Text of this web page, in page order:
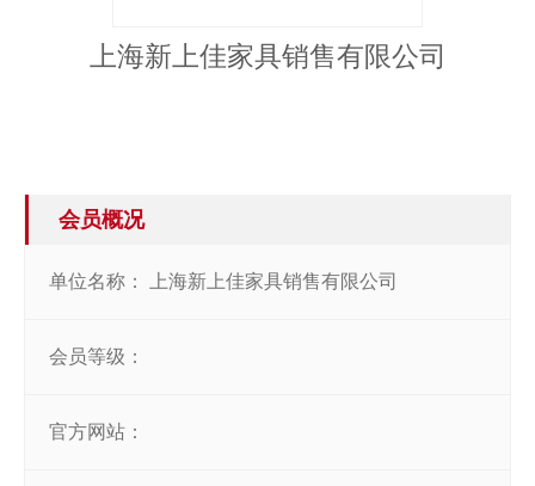
上海新上佳家具销售有限公司
会员概况
单位名称： 上海新上佳家具销售有限公司
会员等级：
官方网站：